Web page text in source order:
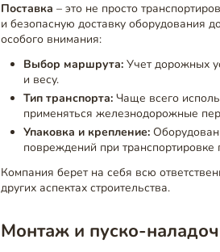
Поставка – это не просто
и безопасную доставку оборудования
особого внимания:
Выбор маршрута: Учет дорожных
и весу.
Тип транспорта: Чаще всего
применяться железнодорожные
Упаковка и крепление:
повреждений при транспортировке
Компания берет на себя всю
других аспектах строительства.
Монтаж и пуско-